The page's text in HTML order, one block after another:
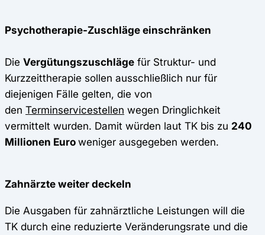
Psychotherapie-Zuschläge einschränken
Die Vergütungszuschläge für Struktur- und
Kurzzeittherapie sollen ausschließlich nur für
diejenigen Fälle gelten, die von
den Terminservicestellen wegen Dringlichkeit
vermittelt wurden. Damit würden laut TK bis zu 240
Millionen Euroweniger ausgegeben werden.
Zahnärzte weiter deckeln
Die Ausgaben für zahnärztliche Leistungen will die
TK durch eine reduzierte Veränderungsrate und die